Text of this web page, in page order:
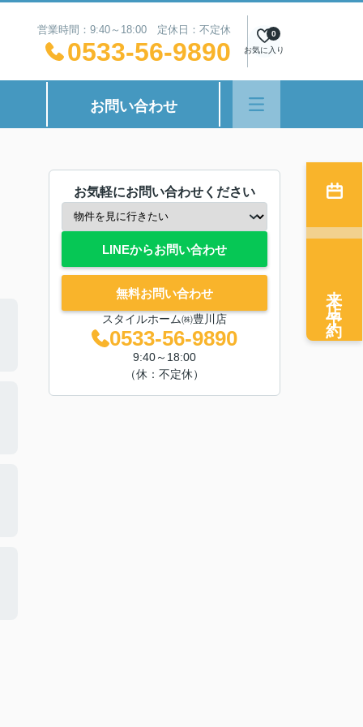
営業時間：9:40～18:00 定休日：不定休
0533-56-9890 お気に入り
0
お問い合わせ
お気軽にお問い合わせください
LINEからお問い合わせ
無料お問い合わせ
スタイルホーム㈱豊川店
0533-56-9890
9:40～18:00
（休：不定休）
来店予約